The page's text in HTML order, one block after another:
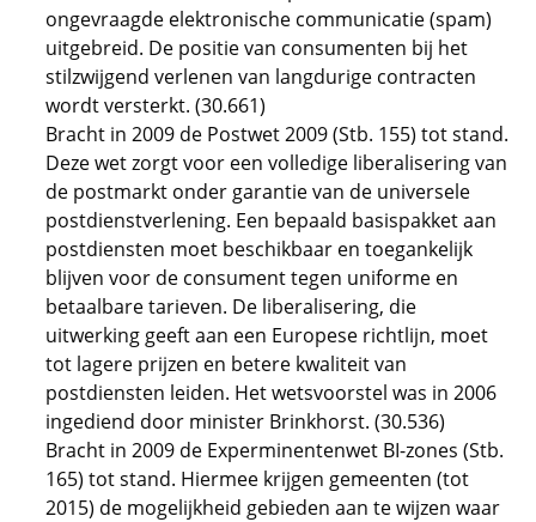
ongevraagde elektronische communicatie (spam)
uitgebreid. De positie van consumenten bij het
stilzwijgend verlenen van langdurige contracten
wordt versterkt. (30.661)
Bracht in 2009 de Postwet 2009 (Stb. 155) tot stand.
Deze wet zorgt voor een volledige liberalisering van
de postmarkt onder garantie van de universele
postdienstverlening. Een bepaald basispakket aan
postdiensten moet beschikbaar en toegankelijk
blijven voor de consument tegen uniforme en
betaalbare tarieven. De liberalisering, die
uitwerking geeft aan een Europese richtlijn, moet
tot lagere prijzen en betere kwaliteit van
postdiensten leiden. Het wetsvoorstel was in 2006
ingediend door minister Brinkhorst. (30.536)
Bracht in 2009 de Experminentenwet BI-zones (Stb.
165) tot stand. Hiermee krijgen gemeenten (tot
2015) de mogelijkheid gebieden aan te wijzen waar